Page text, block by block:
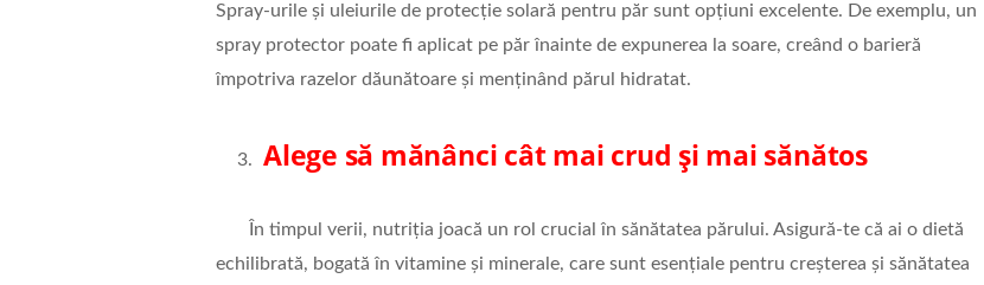
Spray-urile și uleiurile de protecție solară pentru păr sunt opțiuni excelente. De exemplu, un
spray protector poate fi aplicat pe păr înainte de expunerea la soare, creând o barieră
împotriva razelor dăunătoare și menținând părul hidratat.
Alege să mănânci cât mai crud și mai sănătos
În timpul verii, nutriția joacă un rol crucial în sănătatea părului. Asigură-te că ai o dietă
echilibrată, bogată în vitamine și minerale, care sunt esențiale pentru creșterea și sănătatea